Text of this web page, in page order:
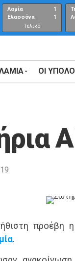
Λαμία
Ελασσόνα
1
1
Τελικό
Αποτέλεσμα
ΟΙ
προέβη η
.